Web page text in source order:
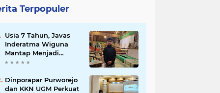
Terpopuler
Usia 7 Tahun, Javas
Inderatma Wiguna
Mantap Menjadi
Dalang Cilik, Sang
Menonton Wayang di
YouTube
Dinporapar Purworejo
dan KKN UGM Perkuat